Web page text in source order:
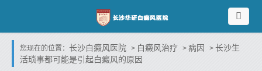
您现在的位置： 长沙白癜风医院 > 白癜风治疗 > 病因 > 长沙生
活琐事都可能是引起白癜风的原因